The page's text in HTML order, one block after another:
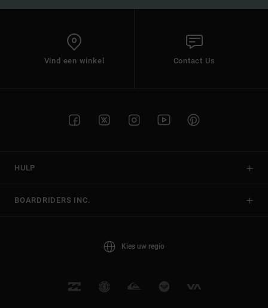
Vind een winkel Contact Us
HULP
BOARDRIDERS INC.
Kies uw regio